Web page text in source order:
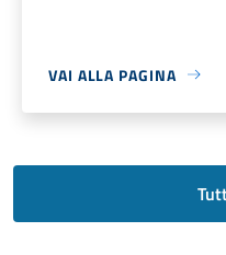
VAI ALLA PAGINA